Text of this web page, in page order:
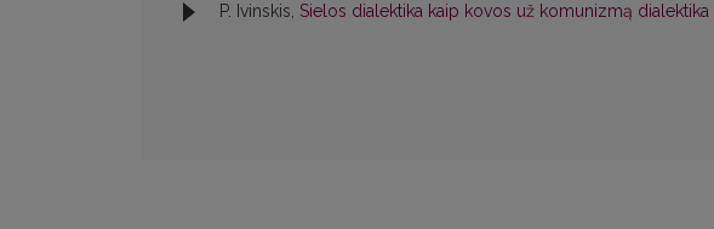
P. Ivinskis, Sielos dialektika kaip kovos už komunizmą dialektika